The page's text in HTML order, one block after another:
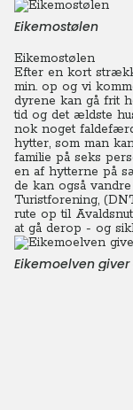
Eikemostølen
Eikemostølen
Efter en kort
min. op og vi
dyrene kan gå frit
tid og det ældste
nok noget
hytter, som man
familie på seks
en af hytterne på
de kan også
Turistforening,
rute op til
at gå derop - og
Eikemoelven